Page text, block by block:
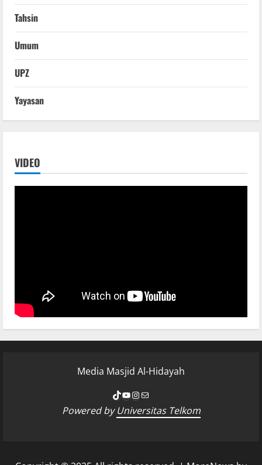
Tahsin
Umum
UPZ
Yayasan
VIDEO
Media Masjid Al-Hidayah
Powered byUniversitas Telkom